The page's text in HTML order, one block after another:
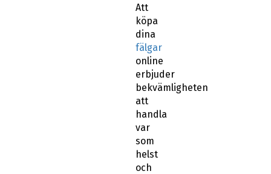
Att
köpa
dina
fälgar
online
erbjuder
bekvämligheten
att
handla
var
som
helst
och